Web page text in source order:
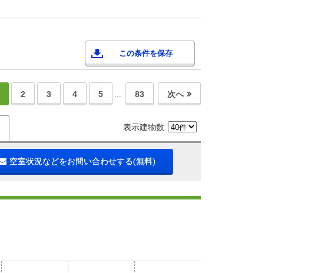
この条件を保存
2 3 4 5 … 83 次へ
表示建物数
空室状況などをお問い合わせする(無料)